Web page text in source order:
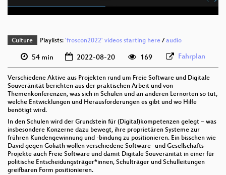
Culture Playlists: 'froscon2022' videos starting here/audio
54 min 2022-08-20 169 Fahrplan
Verschiedene Aktive aus Projekten rund um Freie Software und Digitale
Souveränität berichten aus der praktischen Arbeit und von
Themenkonferenzen, was sich in Schulen und an anderen Lernorten so tut,
welche Entwicklungen und Herausforderungen es gibt und wo Hilfe
benötigt wird.
In den Schulen wird der Grundstein für (Digital)kompetenzen gelegt – was
insbesondere Konzerne dazu bewegt, ihre proprietären Systeme zur
frühren Kundengewinnung und -bindung zu positionieren. Ein bisschen wie
David gegen Goliath wollen verschiedene Software- und Gesellschafts-
Projekte auch Freie Software und damit Digitale Souveränität in einer für
politische Entscheidungsträger*innen, Schulträger und Schulleitungen
greifbaren Form positionieren.